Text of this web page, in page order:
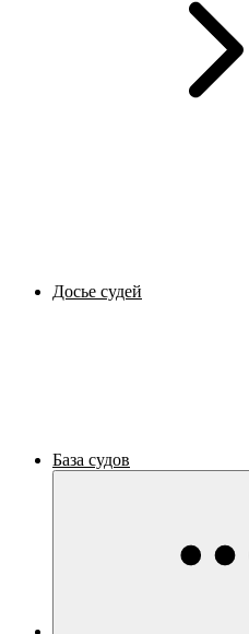
Досье судей
База судов